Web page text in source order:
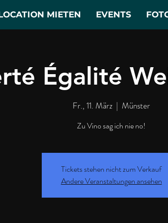
MIETEN EVENTS
Égalité
Fr., 11. März
  |
Münster
Zu Vino sag ich nie no!
Tickets stehen nicht zum Verkauf
Andere Veranstaltungen ansehen